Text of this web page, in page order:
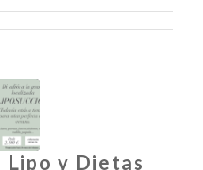
y Dietas